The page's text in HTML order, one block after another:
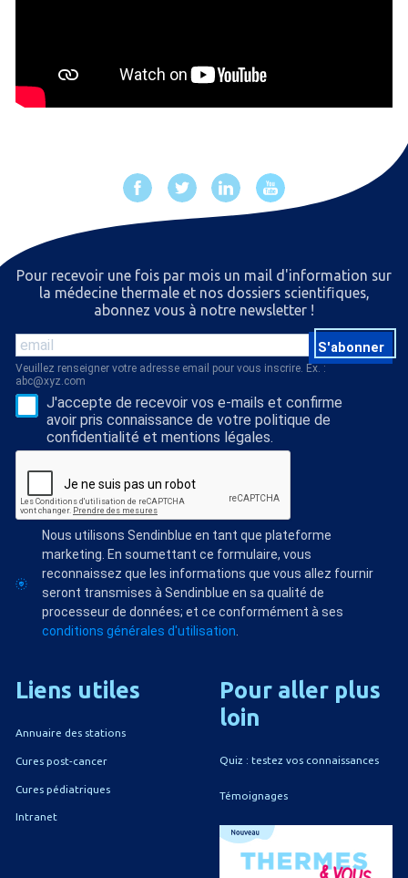
Pour recevoir une fois par mois un mail d'information sur
la médecine thermale et nos dossiers scientiﬁques,
abonnez vous à notre newsletter !
S'abonner
Veuillez renseigner votre adresse email pour vous inscrire. Ex. :
abc@xyz.com
J'accepte de recevoir vos e-mails et confirme
avoir pris connaissance de votre politique de
confidentialité et mentions légales.
Nous utilisons Sendinblue en tant que plateforme
marketing. En soumettant ce formulaire, vous
reconnaissez que les informations que vous allez fournir
seront transmises à Sendinblue en sa qualité de
processeur de données; et ce conformément à ses
conditions générales d'utilisation.
Liens utiles
Annuaire des stations
Cures post-cancer
Cures pédiatriques
Intranet
Pour aller plus
loin
Quiz : testez vos connaissances
Témoignages